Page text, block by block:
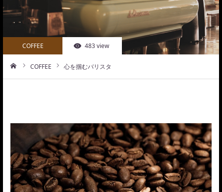
COFFEE 483 view
COFFEE 心を掴むバリスタ
PHOTO&DESIGN
PROFILE
CONTACT